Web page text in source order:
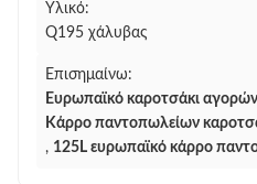
Υλικό:
Q195 χάλυβας
Επισημαίνω:
Ευρωπαϊκό καροτσάκι
Κάρρο παντοπωλείων
, 125L ευρωπαϊκό κάρρο